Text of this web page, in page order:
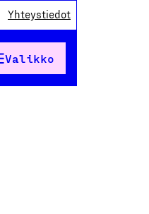
Yhteystiedot
Valikko